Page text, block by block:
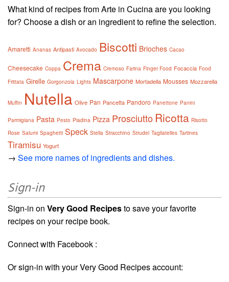
What kind of recipes from Arte in Cucina are you looking
for? Choose a dish or an ingredient to refine the selection.
Amaretti Ananas Antipasti Avocado Biscotti Brioches Cacao
Cheesecake Coppa Crema Cremoso Farina Finger Food Focaccia Food
Frittata Girelle Gorgonzola Lights Mascarpone Mortadella Mousses Mozzarella
Muffin Nutella Olive Pan Pancetta Pandoro Panettone Panini
Parmigiana Pasta Pesto Piadina Pizza Prosciutto Ricotta Risotto
Rose Salumi Spaghetti Speck Stella Stracchino Strudel Tagliatelles Tartines
Tiramisu Yogurt
→ See more names of ingredients and dishes.
Sign-in
Sign-in on Very Good Recipesto save your favorite
recipes on your recipe book.
Connect with Facebook :
Or sign-in with your Very Good Recipes account: